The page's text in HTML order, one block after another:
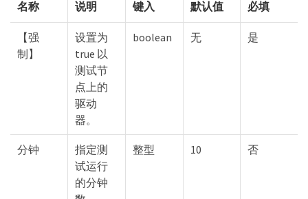
名称 说明 键入 默认值 必填
【强
制】
设置为
true 以
测试节
点上的
驱动
器。
boolean 无 是
分钟
指定测
试运行
的分钟
整型 10 否